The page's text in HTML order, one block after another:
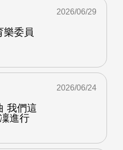
樂委員
2026/06/29
我們這
進行
2026/06/24